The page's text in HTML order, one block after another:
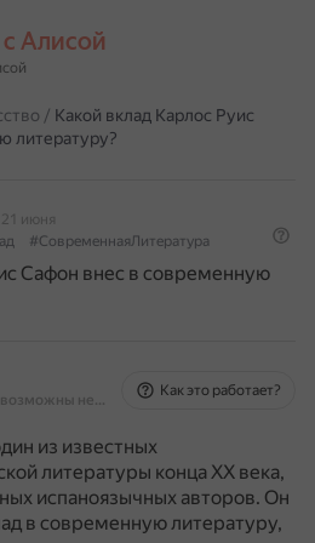
с Алисой
/ Какой вклад Карлос Руис
литературу?
21 июня
#СовременнаяЛитература
Сафон внес в современную
На основе источников, возможны неточности
Как это работает?
из известных
литературы конца XX века,
испаноязычных авторов. Он
в современную литературу,